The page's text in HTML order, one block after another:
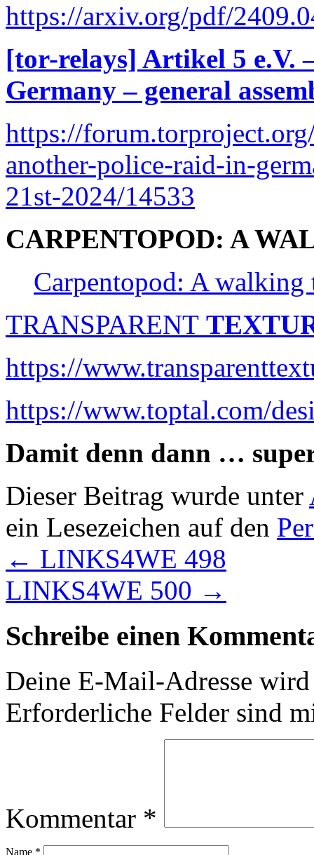
https://arxiv.org/pdf/
[tor-relays] Artikel 5 e.V.
Germany – general
https://
another-police-raid-in-
21st-2024/14533
CARPENTOPOD: A
Carpentopod: A walking
TRANSPARENT
https://
https://www.toptal.com/
Damit denn dann …
Dieser Beitrag wurde unter
ein Lesezeichen auf den
← LINKS4WE 498
LINKS4WE 500 →
Schreibe einen
Deine E-Mail-Adresse
Erforderliche Felder sind
Kommentar *
Name *